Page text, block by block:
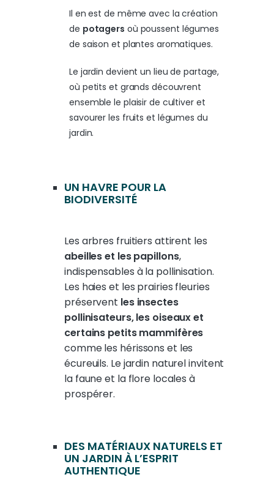
Il en est de même avec la création
de potagers où poussent légumes
de saison et plantes aromatiques.
Le jardin devient un lieu de partage,
où petits et grands découvrent
ensemble le plaisir de cultiver et
savourer les fruits et légumes du
jardin.
UN HAVRE POUR LA
BIODIVERSITÉ
Les arbres fruitiers attirent les
abeilles et les papillons,
indispensables à la pollinisation.
Les haies et les prairies fleuries
préservent les insectes
pollinisateurs, les oiseaux et
certains petits mammifères
comme les hérissons et les
écureuils. Le jardin naturelinvitent
la faune et la flore locales à
prospérer.
DES MATÉRIAUX NATURELS ET
UN JARDIN À L’ESPRIT
AUTHENTIQUE